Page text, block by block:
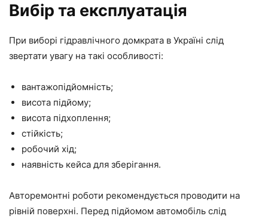
Вибір та експлуатація
При виборі гідравлічного домкрата в Україні слід
звертати увагу на такі особливості:
вантажопідйомність;
висота підйому;
висота підхоплення;
стійкість;
робочий хід;
наявність кейса для зберігання.
Авторемонтні роботи рекомендується проводити на
рівній поверхні. Перед підйомом автомобіль слід